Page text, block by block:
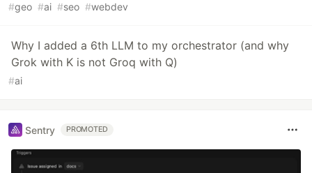
#geo #ai #seo #webdev
Why I added a 6th LLM to my orchestrator (and why
Grok with K is not Groq with Q)
#ai
Sentry PROMOTED